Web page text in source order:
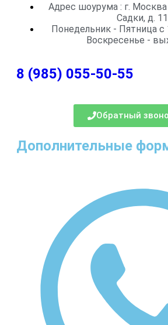
Адрес шоурума : г. Москва
Садки, д. 11
Понедельник - Пятница с
Воскресенье -
8 (985) 055-50-55
Обратный
Дополнительные